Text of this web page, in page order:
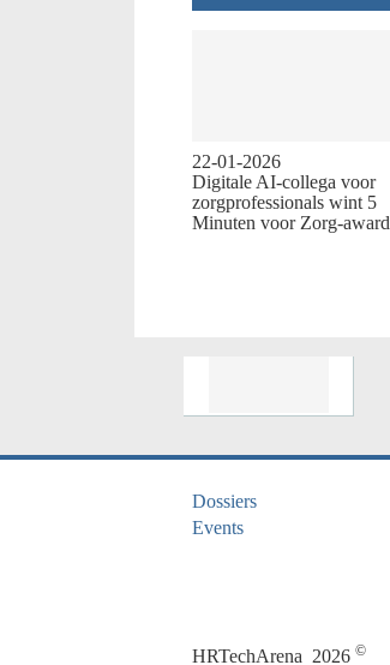
22-01-2026
Digitale AI-collega voor
zorgprofessionals wint 5
Minuten voor Zorg-award
Dossiers
Events
HRTechArena 2026 ©